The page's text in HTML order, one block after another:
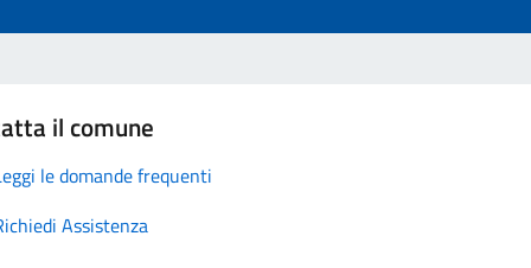
il comune
le domande frequenti
Assistenza